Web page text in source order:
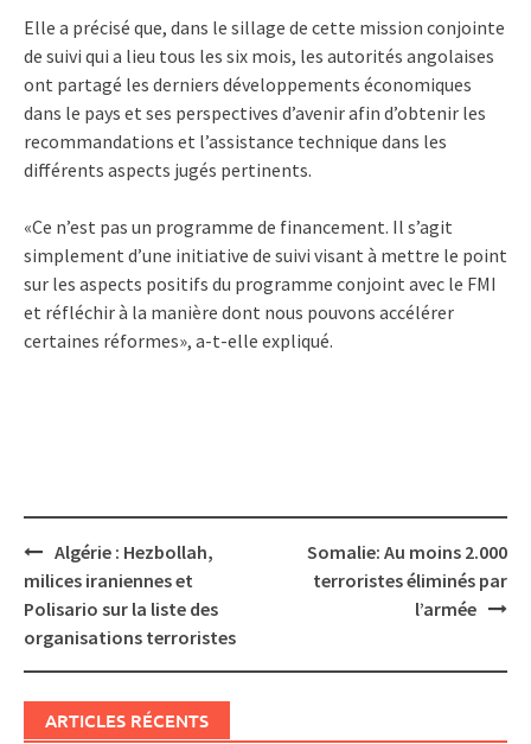
Elle a précisé que, dans le sillage de cette mission conjointe
de suivi qui a lieu tous les six mois, les autorités angolaises
ont partagé les derniers développements économiques
dans le pays et ses perspectives d’avenir afin d’obtenir les
recommandations et l’assistance technique dans les
différents aspects jugés pertinents.
«Ce n’est pas un programme de financement. Il s’agit
simplement d’une initiative de suivi visant à mettre le point
sur les aspects positifs du programme conjoint avec le FMI
et réfléchir à la manière dont nous pouvons accélérer
certaines réformes», a-t-elle expliqué.
Post
navigation
Algérie : Hezbollah,
milices iraniennes et
Polisario sur la liste des
organisations terroristes
Somalie: Au moins 2.000
terroristes éliminés par
l’armée
ARTICLES RÉCENTS